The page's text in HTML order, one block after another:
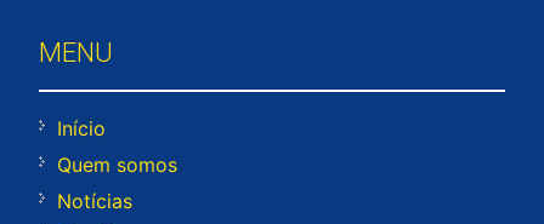
MENU
Início
Quem somos
Notícias